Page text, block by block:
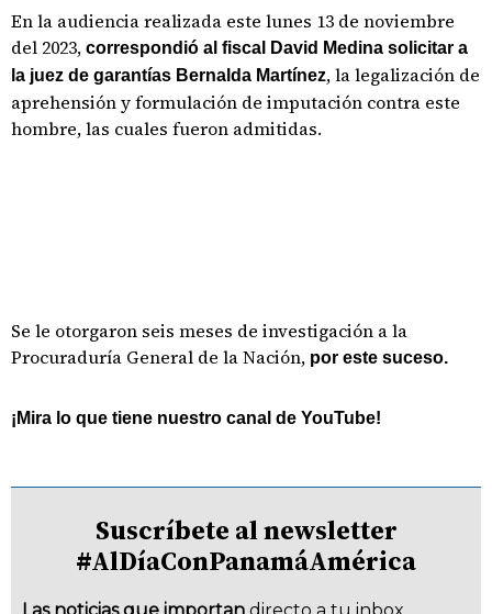
En la audiencia realizada este lunes 13 de noviembre
del 2023, correspondió al fiscal David Medina solicitar a
la juez de garantías Bernalda Martínez, la legalización de
aprehensión y formulación de imputación contra este
hombre, las cuales fueron admitidas.
Se le otorgaron seis meses de investigación a la
Procuraduría General de la Nación, por este suceso.
¡Mira lo que tiene nuestro canal de YouTube!
Suscríbete al newsletter
#AlDíaConPanamáAmérica